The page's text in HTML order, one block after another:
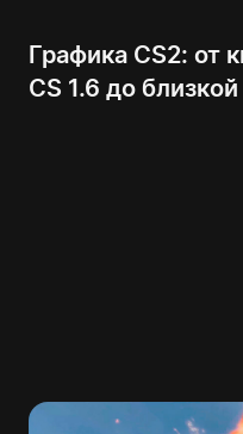
Графика CS2: от
CS 1.6 до